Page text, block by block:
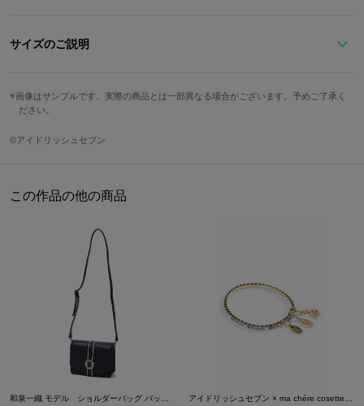
ていただきます。予めご了承ください。
「IDOLiSH7」から「四葉 環」をイメージしたパンプスです。
パステルブルーが爽やかキュートなデザインのパンプス。
上品なオープントゥのタイプでオフィスなどにも○。
す。予めご了承ください。
※ワイズは2Eです。
※ヒールは7cmです。
※サンプルサイズは24.5cmです。
※着用レディースモデルの身長は165cmです。 原産国／日本
素材／アッパー ： ポリエチレン65％、ポリウレタン35％
かかとの切り替え・ヒール巻： ポリウレタン
チャーム ：錫合金
サイズのご説明
サイズ 22cm 22.5cm 23cm
※足囲は親指の付け根の一番出ている部分と、小指の付け根の一番
出ている部分をメジャーで巻きつけて測定してください。
サイズガイドページはこちら
画像はサンプルです。実際の商品とは一部異なる場合がございます。予めご了承く
ださい。
©アイドリッシュセブン
この作品の他の商品